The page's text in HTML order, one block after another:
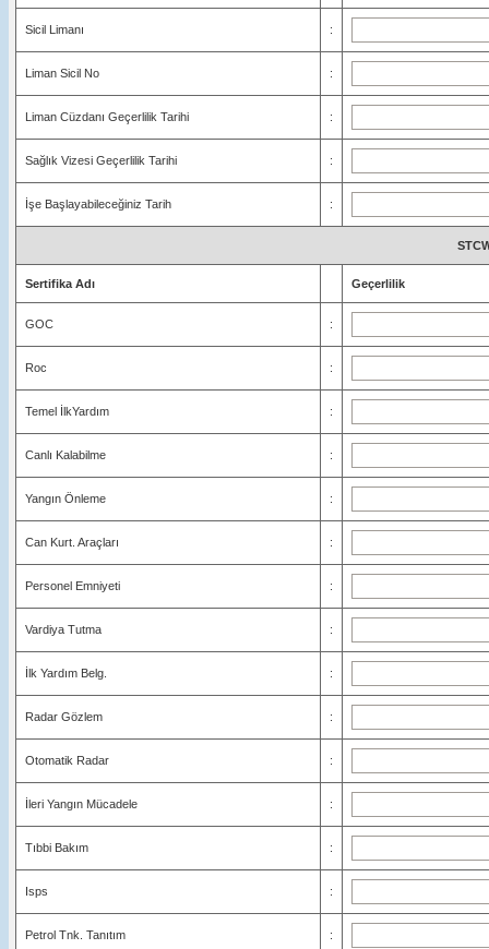
Sicil Limanı :
Liman Sicil No :
Liman Cüzdanı Geçerlilik Tarihi :
Sağlık Vizesi Geçerlilik Tarihi :
İşe Başlayabileceğiniz Tarih :
Sertifika Adı Geçerlilik
GOC :
Roc :
Temel İlkYardım :
Canlı Kalabilme :
Yangın Önleme :
Can Kurt. Araçları :
Personel Emniyeti :
Vardiya Tutma :
İlk Yardım Belg. :
Radar Gözlem :
Otomatik Radar :
İleri Yangın Mücadele :
Tıbbi Bakım :
Isps :
Petrol Tnk. Tanıtım :